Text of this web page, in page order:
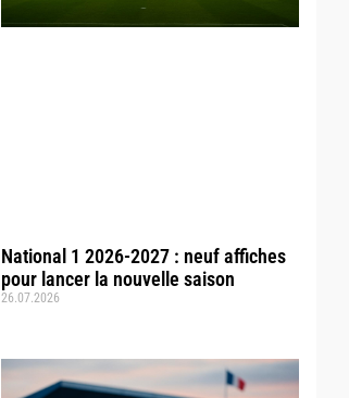
National 1 2026-2027 : neuf affiches
pour lancer la nouvelle saison
26.07.2026